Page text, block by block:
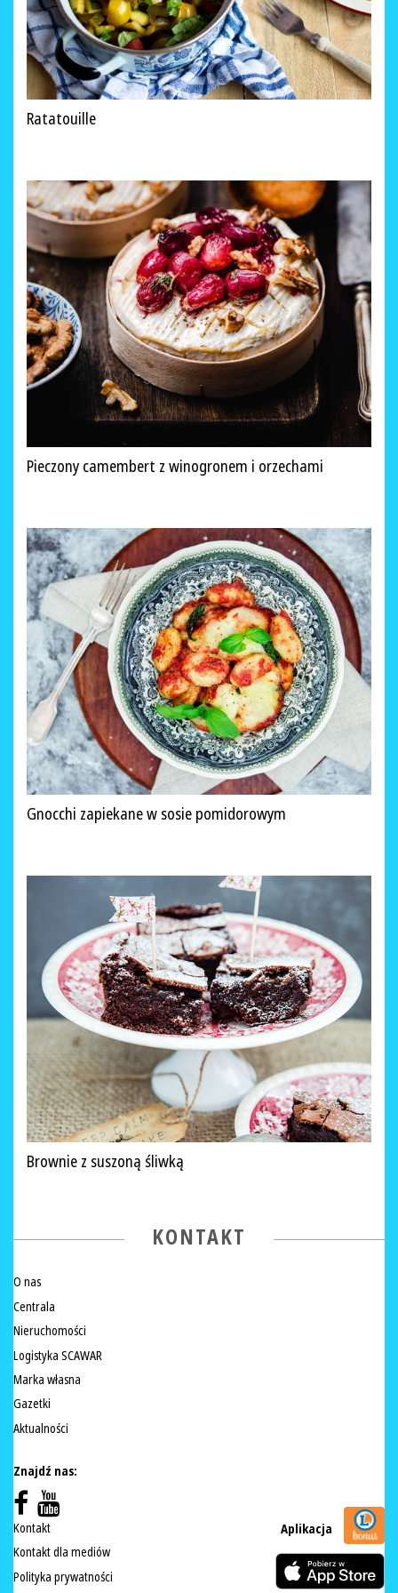
Ratatouille
Pieczony camembert z winogronem i orzechami
Gnocchi zapiekane w sosie pomidorowym
Brownie z suszoną śliwką
KONTAKT
O nas
Centrala
Nieruchomości
Logistyka SCAWAR
Marka własna
Gazetki
Aktualności
Znajdź nas:
Kontakt
Kontakt dla mediów
Polityka prywatności
Aplikacja